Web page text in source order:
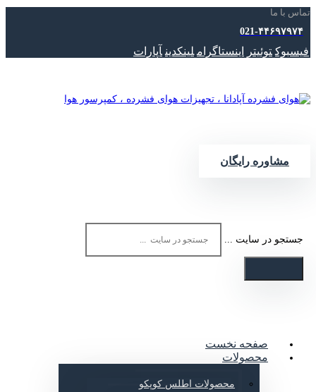
تماس با ما
021-۴۴۶۹۷۹۷۴
فیسبوک توئیتر اینستاگرام لینکدین آپارات
مشاوره رایگان
جستجو در سایت ...
صفحه نخست
محصولات
محصولات اطلس کوپکو